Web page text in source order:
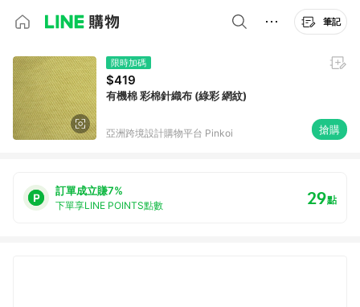
筆記
限時加碼
$419
有機棉 彩棉針織布 (綠彩 網紋)
亞洲跨境設計購物平台 Pinkoi 搶購
訂單成立賺7%
下單享LINE POINTS點數 29點